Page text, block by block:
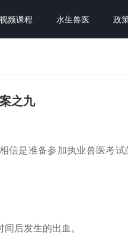
视频课程 水生兽医 政
之九
信是准备参加执业兽医考
后发生的出血。